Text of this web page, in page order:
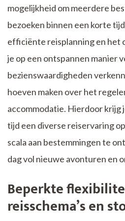
mogelijkheid om meerdere
bezoeken binnen een korte
efficiënte reisplanning en het
je op een ontspannen manier
bezienswaardigheden
hoeven maken over het
accommodatie. Hierdoor krijg
tijd een diverse reiservaring
scala aan bestemmingen te
dag vol nieuwe avonturen en
Beperkte
reisschema’s en